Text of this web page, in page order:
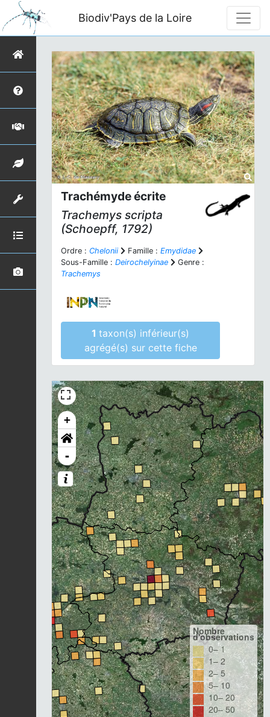
Biodiv'Pays de la Loire
Trachémyde écrite
Trachemys scripta
(Schoepff, 1792)
Ordre : Chelonii Famille : Emydidae
Sous-Famille : Deirochelyinae
Genre :
Trachemys
1taxon(s) inférieur(s)
agrégé(s) sur cette fiche
+
-
Nombre
d'observations
0– 1
1– 2
2– 5
5– 10
10– 20
20– 50